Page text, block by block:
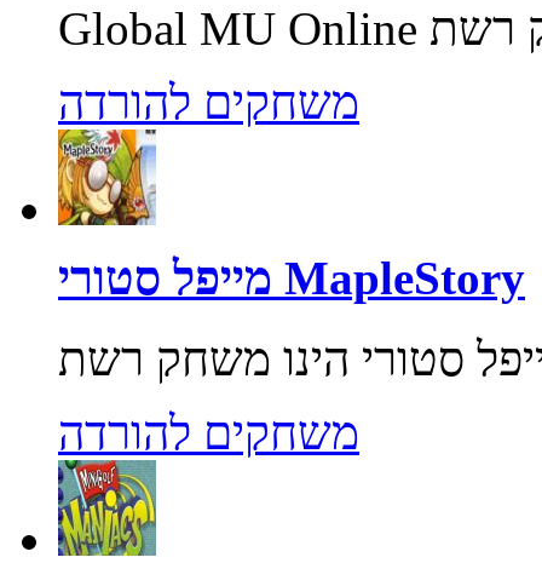
משחקים להורדה
מייפל סטורי MapleStory
משחקים להורדה